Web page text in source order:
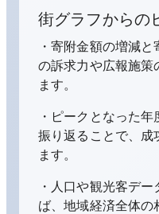
街グラフからの
・寄附金額の増減
の訴求力や広報施策
ます。
・ピークとなった
振り返ることで、成
ます。
・人口や観光客デ
ば、地域経済全体の